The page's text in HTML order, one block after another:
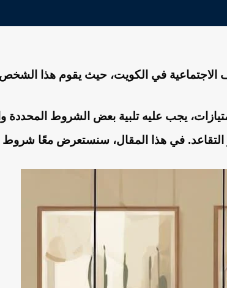
الاجتماعية في الكويت، حيث يقوم هذا
يجب عليه تلبية بعض الشروط المحددة
التقاعد. في هذا المقال، سنستعرض معًا